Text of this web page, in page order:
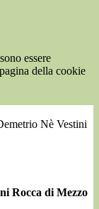
essere
della cookie
Nè Vestini
Rocca di Mezzo